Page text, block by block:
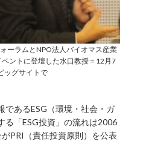
ーラムとNPO法人バイオマス産業
ントに登壇した水口教授＝12月7
ッグサイトで
であるESG（環境・社会・ガ
る「ESG投資」の流れは2006
PRI（責任投資原則）を公表